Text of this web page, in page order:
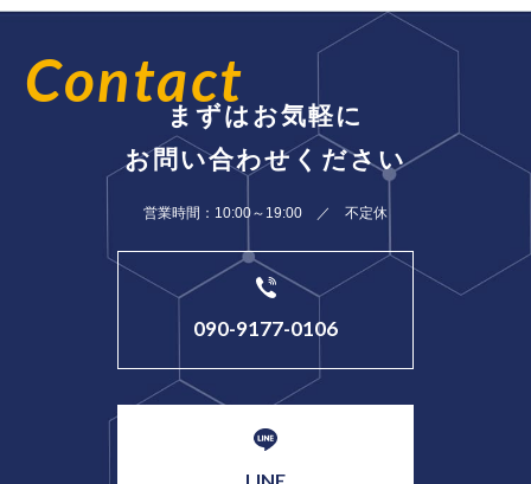
Contact
まずはお気軽に
お問い合わせください
営業時間：10:00～19:00 ／ 不定休
090-9177-0106